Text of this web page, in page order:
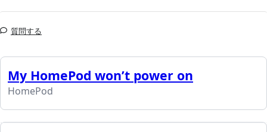
質問する
My HomePod won’t power on
HomePod